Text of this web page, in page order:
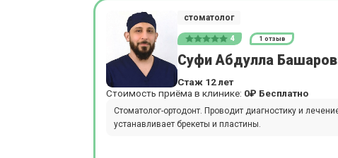
стоматолог
4 1 отзыв
Суфи Абдулла
Стаж 12 лет
Стоимость приёма в клинике: 0₽ Бесплатно
Стоматолог-ортодонт. Проводит диагностику и
устанавливает брекеты и пластины.